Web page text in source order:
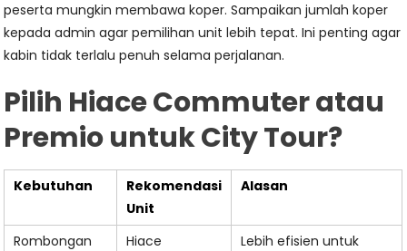
peserta mungkin membawa koper. Sampaikan jumlah koper
kepada admin agar pemilihan unit lebih tepat. Ini penting agar
kabin tidak terlalu penuh selama perjalanan.
Pilih Hiace Commuter atau
Premio untuk City Tour?
Kebutuhan
Rekomendasi
Unit
Alasan
Rombongan
Hiace
Lebih efisien untuk